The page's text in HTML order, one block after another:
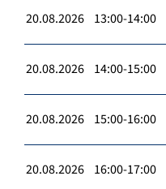
20.08.2026 13:00-14:00
20.08.2026 14:00-15:00
20.08.2026 15:00-16:00
20.08.2026 16:00-17:00